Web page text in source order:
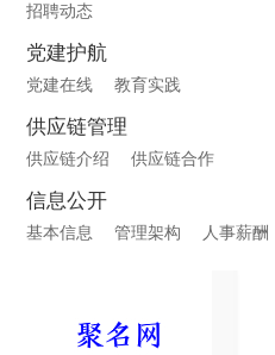
招聘动态
党建护航
党建在线 教育实践
供应链管理
供应链介绍 供应链合作
信息公开
基本信息 管理架构 人事薪酬